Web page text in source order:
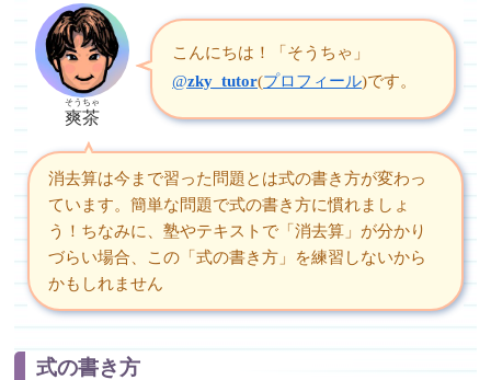
爽茶
そうちゃ
こんにちは！「そうちゃ」
@zky_tutor(プロフィール)です。
消去算は今まで習った問題とは式の書き方が変わっ
ています。簡単な問題で式の書き方に慣れましょ
う！ちなみに、塾やテキストで「消去算」が分かり
づらい場合、この「式の書き方」を練習しないから
かもしれません
式の書き方